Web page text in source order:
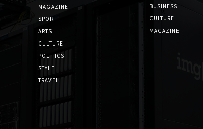
MAGAZINE
SPORT
ARTS
CULTURE
POLITICS
STYLE
TRAVEL
BUSINESS
CULTURE
MAGAZINE